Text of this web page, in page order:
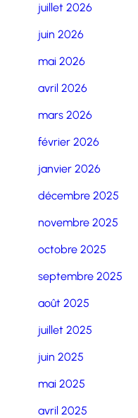
juillet 2026
juin 2026
mai 2026
avril 2026
mars 2026
février 2026
janvier 2026
décembre 2025
novembre 2025
octobre 2025
septembre 2025
août 2025
juillet 2025
juin 2025
mai 2025
avril 2025